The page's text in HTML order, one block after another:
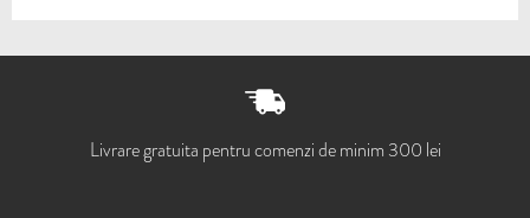
Livrare gratuita pentru comenzi de minim 300 lei